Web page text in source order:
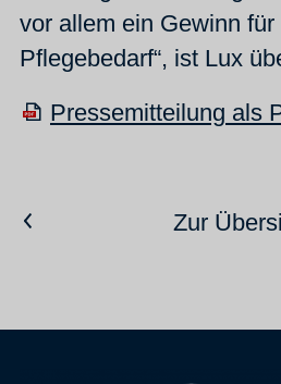
vor allem ein Gewinn
Pflegebedarf“, ist Lux
Pressemitteilung als
Vorheriger Artikel
Zur